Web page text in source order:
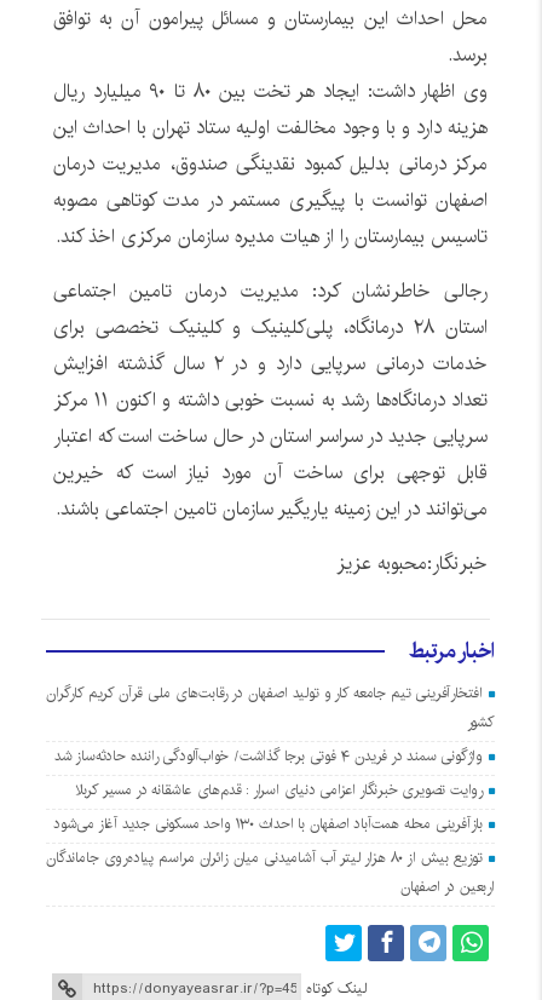
محل احداث این بیمارستان و مسائل پیرامون آن به توافق
برسد.
وی اظهار داشت: ایجاد هر تخت بین ۸۰ تا ۹۰ میلیارد ریال
هزینه دارد و با وجود مخالفت اولیه ستاد تهران با احداث این
مرکز درمانی بدلیل کمبود نقدینگی صندوق، مدیریت درمان
اصفهان توانست با پیگیری مستمر در مدت کوتاهی مصوبه
تاسیس بیمارستان را از هیات مدیره سازمان مرکزی اخذ کند.
رجالی خاطرنشان کرد: مدیریت درمان تامین اجتماعی
استان ۲۸ درمانگاه، پلی‌کلینیک و کلینیک تخصصی برای
خدمات درمانی سرپایی دارد و در ۲ سال گذشته افزایش
تعداد درمانگاه‌ها رشد به نسبت خوبی داشته و اکنون ۱۱ مرکز
سرپایی جدید در سراسر استان در حال ساخت است که اعتبار
قابل توجهی برای ساخت آن مورد نیاز است که خیرین
می‌توانند در این زمینه یاریگیر سازمان تامین اجتماعی باشند.
خبرنگار:محبوبه عزیز
اخبار مرتبط
افتخارآفرینی تیم جامعه کار و تولید اصفهان در رقابت‌های ملی قرآن کریم کارگران
کشور
واژگونی سمند در فریدن ۴ فوتی برجا گذاشت/ خواب‌آلودگی راننده حادثه‌ساز شد
روایت تصویری خبرنگار اعزامی دنیای اسرار : قدم‌های عاشقانه در مسیر کربلا
بازآفرینی محله همت‌آباد اصفهان با احداث ۱۳۰ واحد مسکونی جدید آغاز می‌شود
توزیع بیش از ۸۰ هزار لیتر آب آشامیدنی میان زائران مراسم پیاده‌روی جاماندگان
اربعین در اصفهان
لینک کوتاه